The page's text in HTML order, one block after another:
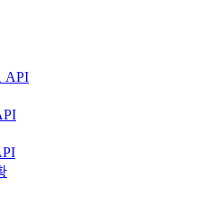
API